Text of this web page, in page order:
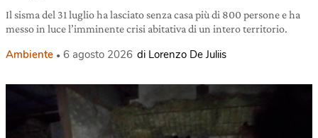
Il sisma del 31 luglio ha lasciato senza casa più di 800 persone e ha
messo in luce l’imminente crisi abitativa di un intero territorio.
Ambiente 6 agosto 2026 di Lorenzo De Juliis